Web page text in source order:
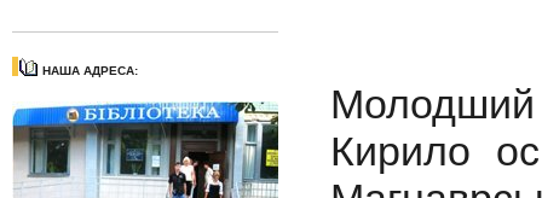
НАША АДРЕСА:
Молодший
Кирило